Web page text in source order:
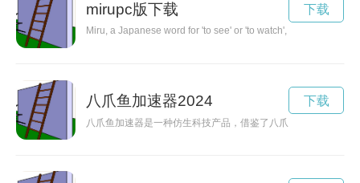
mirupc版下载
Miru, a Japanese word for 'to see' or 'to watch', encapsulates
下载
八爪鱼加速器2024
八爪鱼加速器是一种仿生科技产品，借鉴了八爪鱼的运动原理
下载